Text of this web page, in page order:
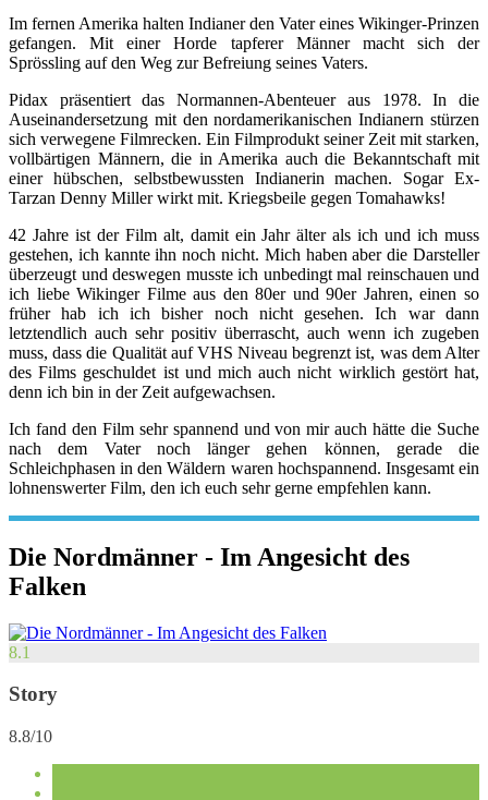
Im fernen Amerika halten Indianer den Vater eines Wikinger-Prinzen
gefangen. Mit einer Horde tapferer Männer macht sich der
Sprössling auf den Weg zur Befreiung seines Vaters.
Pidax präsentiert das Normannen-Abenteuer aus 1978. In die
Auseinandersetzung mit den nordamerikanischen Indianern stürzen
sich verwegene Filmrecken. Ein Filmprodukt seiner Zeit mit starken,
vollbärtigen Männern, die in Amerika auch die Bekanntschaft mit
einer hübschen, selbstbewussten Indianerin machen. Sogar Ex-
Tarzan Denny Miller wirkt mit. Kriegsbeile gegen Tomahawks!
42 Jahre ist der Film alt, damit ein Jahr älter als ich und ich muss
gestehen, ich kannte ihn noch nicht. Mich haben aber die Darsteller
überzeugt und deswegen musste ich unbedingt mal reinschauen und
ich liebe Wikinger Filme aus den 80er und 90er Jahren, einen so
früher hab ich ich bisher noch nicht gesehen. Ich war dann
letztendlich auch sehr positiv überrascht, auch wenn ich zugeben
muss, dass die Qualität auf VHS Niveau begrenzt ist, was dem Alter
des Films geschuldet ist und mich auch nicht wirklich gestört hat,
denn ich bin in der Zeit aufgewachsen.
Ich fand den Film sehr spannend und von mir auch hätte die Suche
nach dem Vater noch länger gehen können, gerade die
Schleichphasen in den Wäldern waren hochspannend. Insgesamt ein
lohnenswerter Film, den ich euch sehr gerne empfehlen kann.
Die Nordmänner - Im Angesicht des
Falken
8.1
Story
8.8/10